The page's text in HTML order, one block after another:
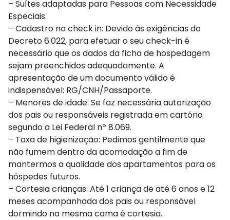
– Suítes adaptadas para Pessoas com Necessidade
Especiais.
– Cadastro no check in: Devido às exigências do
Decreto 6.022, para efetuar o seu check-in é
necessário que os dados da ficha de hospedagem
sejam preenchidos adequadamente. A
apresentação de um documento válido é
indispensável: RG/CNH/Passaporte.
– Menores de idade: Se faz necessária autorização
dos pais ou responsáveis registrada em cartório
segundo a Lei Federal nº 8.069.
– Taxa de higienização: Pedimos gentilmente que
não fumem dentro da acomodação a fim de
mantermos a qualidade dos apartamentos para os
hóspedes futuros.
– Cortesia crianças: Até 1 criança de até 6 anos e 12
meses acompanhada dos pais ou responsável
dormindo na mesma cama é cortesia.